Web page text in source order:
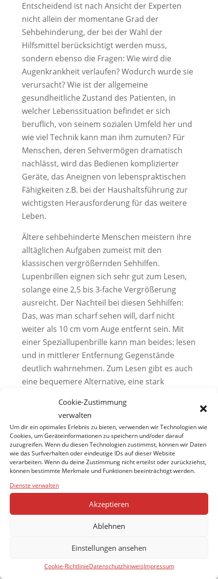
Cookie-Zustimmung
verwalten
Um dir ein optimales Erlebnis zu bieten, verwenden wir Technologien wie
Cookies, um Geräteinformationen zu speichern und/oder darauf
zuzugreifen. Wenn du diesen Technologien zustimmst, können wir Daten
wie das Surfverhalten oder eindeutige IDs auf dieser Website
verarbeiten. Wenn du deine Zustimmung nicht erteilst oder zurückziehst,
können bestimmte Merkmale und Funktionen beeinträchtigt werden.
Dienste verwalten
Akzeptieren
Ablehnen
Einstellungen ansehen
Cookie-RichtlinieDatenschutzhinweisImpressum
Entscheidend ist nach Ansicht der Experten
nicht allein der momentane Grad der
Sehbehinderung, der bei der Wahl der
Hilfsmittel berücksichtigt werden muss,
sondern ebenso die Fragen: Wie wird die
Augenkrankheit verlaufen? Wodurch wurde sie
verursacht? Wie ist der allgemeine
gesundheitliche Zustand des Patienten, in
welcher Lebenssituation befindet er sich
beruflich, von seinem sozialen Umfeld her und
wie viel Technik kann man ihm zumuten? Für
Menschen, deren Sehvermögen dramatisch
nachlässt, wird das Bedienen komplizierter
Geräte, das Aneignen von lebenspraktischen
Fähigkeiten z.B. bei der Haushaltsführung zur
wichtigsten Herausforderung für das weitere
Leben.
Ältere sehbehinderte Menschen meistern ihre
alltäglichen Aufgaben zumeist mit den
klassischen vergrößernden Sehhilfen.
Lupenbrillen eignen sich sehr gut zum Lesen,
solange eine 2,5 bis 3-fache Vergrößerung
ausreicht. Der Nachteil bei diesen Sehhilfen:
Das, was man scharf sehen will, darf nicht
weiter als 10 cm vom Auge entfernt sein. Mit
einer Speziallupenbrille kann man beides: lesen
und in mittlerer Entfernung Gegenstände
deutlich wahrnehmen. Zum Lesen gibt es auch
eine bequemere Alternative, eine stark
beleuchtetes Lesepult.
Wenn Lupensysteme mit ihren zu erreichenden
Vergrößerungen nicht mehr genügen, wird der
Augenarzt mit seinem Patienten weitere
Möglichkeiten erörtern. Mit einem
Kamerasystem in Verbindung mit dem
Fernseher oder dem Bildschirm eines PCs
lassen sich wesentlich stärkere
Vergrößerungen der Schrift erreichen. Eine
Menschen, ohne die Hilfe anderer z.B. seine
Vorlesesysteme. Das Schriftstück wird